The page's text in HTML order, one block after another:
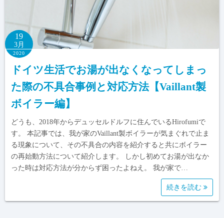
19
3月
2020
ドイツ生活でお湯が出なくなってしまっ
た際の不具合事例と対応方法【Vaillant製
ボイラー編】
どうも、2018年からデュッセルドルフに住んでいるHirofumiで
す。 本記事では、我が家のVaillant製ボイラーが気まぐれで止ま
る現象について、その不具合の内容を紹介すると共にボイラー
の再始動方法について紹介します。 しかし初めてお湯が出なか
った時は対応方法が分からず困ったよねえ。 我が家で…
続きを読む